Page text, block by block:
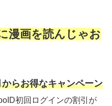
漫画を読んじゃお
らお得なキャンペーン
初回ログインの割引が